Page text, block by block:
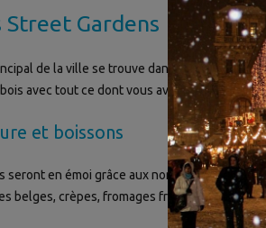
Street Gardens
de la ville se trouve dans les jardins
avec tout ce dont vous avez besoin pour
et boissons
seront en émoi grâce aux nombreux stands
belges, crèpes, fromages français, vin